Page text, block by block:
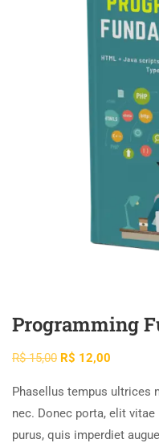
Programming
R$15,00 R$ 12,00
Phasellus tempus ultrices
nec. Donec porta, elit
purus, quis imperdiet